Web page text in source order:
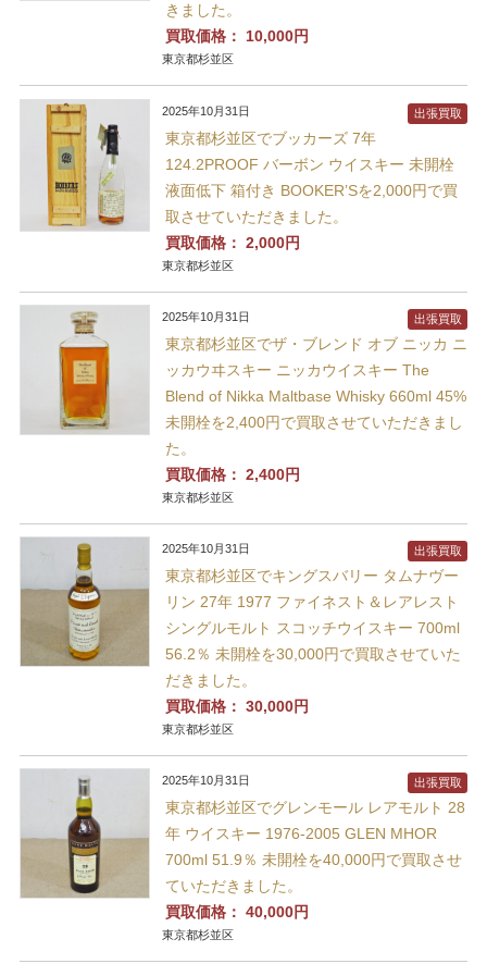
きました。
買取価格： 10,000円
東京都杉並区
2025年10月31日
東京都杉並区でブッカーズ 7年
124.2PROOF バーボン ウイスキー 未開栓
液面低下 箱付き BOOKER’Sを2,000円で買
取させていただきました。
買取価格： 2,000円
東京都杉並区
出張買取
2025年10月31日
東京都杉並区でザ・ブレンド オブ ニッカ ニ
ッカウヰスキー ニッカウイスキー The
Blend of Nikka Maltbase Whisky 660ml 45%
未開栓を2,400円で買取させていただきまし
た。
買取価格： 2,400円
東京都杉並区
出張買取
2025年10月31日
東京都杉並区でキングスバリー タムナヴー
リン 27年 1977 ファイネスト＆レアレスト
シングルモルト スコッチウイスキー 700ml
56.2％ 未開栓を30,000円で買取させていた
だきました。
買取価格： 30,000円
東京都杉並区
出張買取
2025年10月31日
東京都杉並区でグレンモール レアモルト 28
年 ウイスキー 1976-2005 GLEN MHOR
700ml 51.9％ 未開栓を40,000円で買取させ
ていただきました。
買取価格： 40,000円
東京都杉並区
出張買取